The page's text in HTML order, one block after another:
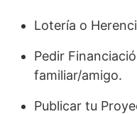
Lotería o
Pedir
familiar/amigo.
Publicar tu